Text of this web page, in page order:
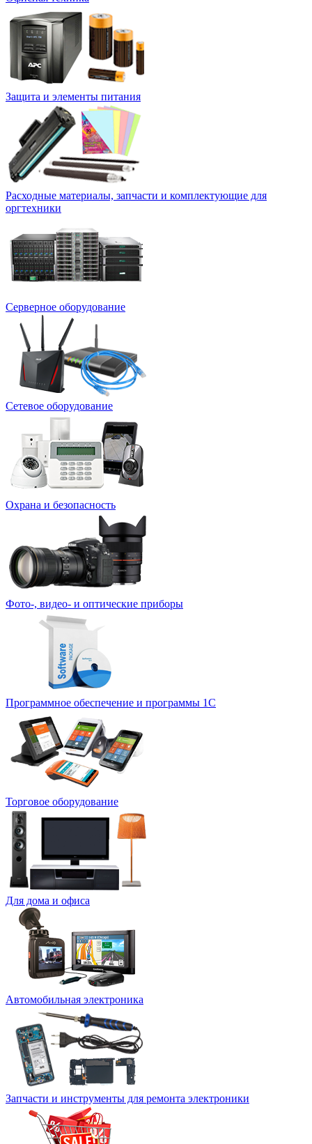
Защита и элементы питания
Расходные материалы, запчасти и комплектующие для
оргтехники
Серверное оборудование
Сетевое оборудование
Охрана и безопасность
Фото-, видео- и оптические приборы
Программное обеспечение и программы 1С
Торговое оборудование
Для дома и офиса
Автомобильная электроника
Запчасти и инструменты для ремонта электроники